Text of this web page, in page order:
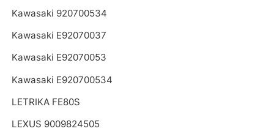
Kawasaki 920700534
Kawasaki E92070037
Kawasaki E92070053
Kawasaki E920700534
LETRIKA FE80S
LEXUS 9009824505